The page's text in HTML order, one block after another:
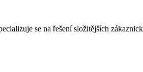
se na řešení složitějších